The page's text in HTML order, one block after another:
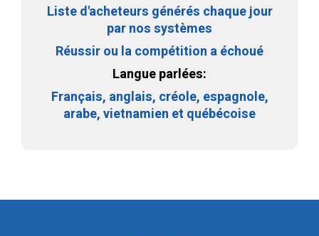
Liste d'acheteurs générés chaque jour
par nos systèmes
Réussir ou la compétition a échoué
Langue parlées:
Français, anglais, créole, espagnole,
arabe, vietnamien et québécoise